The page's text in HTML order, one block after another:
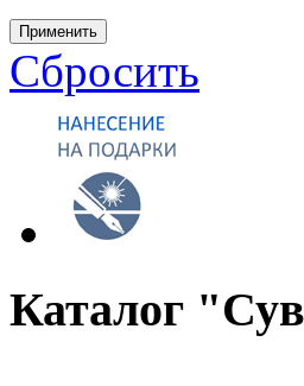
Применить
Сбросить
Каталог